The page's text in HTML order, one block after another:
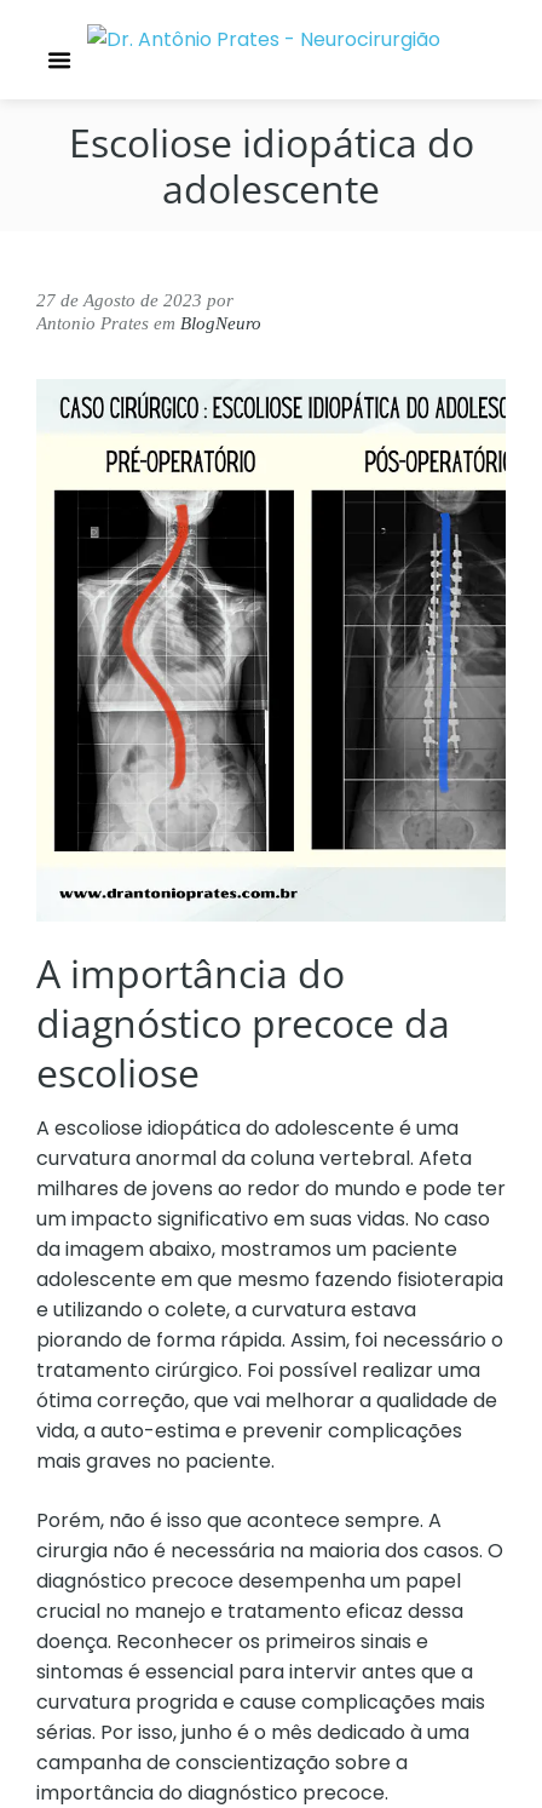
Escoliose idiopática do
adolescente
27 de Agosto de 2023 por
Antonio Prates em BlogNeuro
A importância do
diagnóstico precoce da
escoliose
A escoliose idiopática do adolescente é uma
curvatura anormal da coluna vertebral. Afeta
milhares de jovens ao redor do mundo e pode ter
um impacto significativo em suas vidas. No caso
da imagem abaixo, mostramos um paciente
adolescente em que mesmo fazendo fisioterapia
e utilizando o colete, a curvatura estava
piorando de forma rápida. Assim, foi necessário o
tratamento cirúrgico. Foi possível realizar uma
ótima correção, que vai melhorar a qualidade de
vida, a auto-estima e prevenir complicações
mais graves no paciente.
Porém, não é isso que acontece sempre. A
cirurgia não é necessária na maioria dos casos. O
diagnóstico precoce desempenha um papel
crucial no manejo e tratamento eficaz dessa
doença. Reconhecer os primeiros sinais e
sintomas é essencial para intervir antes que a
curvatura progrida e cause complicações mais
sérias. Por isso, junho é o mês dedicado à uma
campanha de conscientização sobre a
importância do diagnóstico precoce.